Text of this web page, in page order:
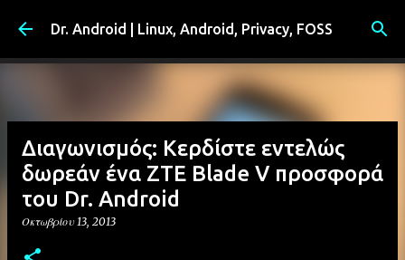
Μετάβαση στο κύριο περιεχόμενο
Dr. Android | Linux, Android, Privacy, FOSS
Διαγωνισμός: Κερδίστε εντελώς
δωρεάν ένα ZTE Blade V προσφορά
του Dr. Android
Οκτωβρίου 13, 2013